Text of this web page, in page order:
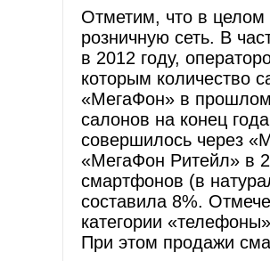
Отметим, что в целом
розничную сеть. В
в 2012 году,
которым количество
«МегаФон» в прошлом
салонов на конец
совершилось через
«МегаФон Ритейл» в
смартфонов (в
составила 8%.
категории
При этом продажи